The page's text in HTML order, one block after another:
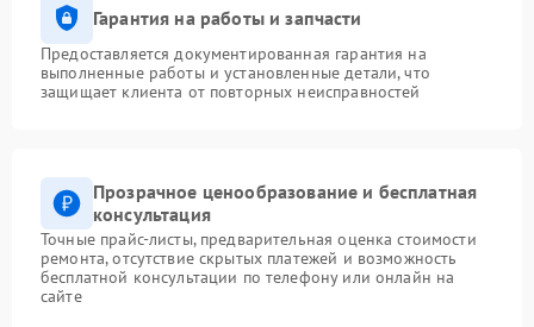
Гарантия на работы и запчасти
Предоставляется документированная гарантия на
выполненные работы и установленные детали, что
защищает клиента от повторных неисправностей
Прозрачное ценообразование и бесплатная
консультация
Точные прайс-листы, предварительная оценка стоимости
ремонта, отсутствие скрытых платежей и возможность
бесплатной консультации по телефону или онлайн на
сайте